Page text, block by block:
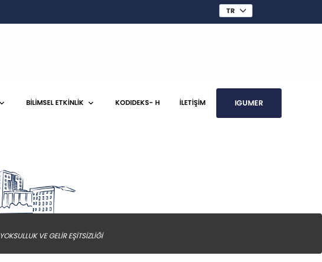
BİLİMSEL ETKİNLİK KODIDEKS- H İLETİŞİM IGUMER
YOKSULLUK VE GELİR EŞİTSİZLİĞİ